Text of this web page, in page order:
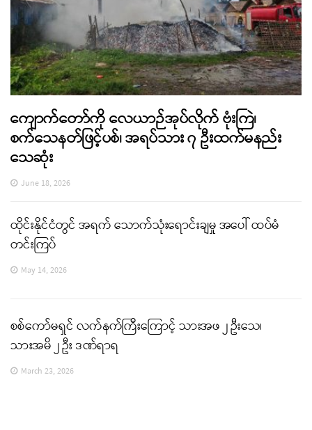
ကျောက်တော်ကို လေယာဉ်အုပ်လိုက် ဗုံးကြဲ၊
စက်သေနတ်ဖြင့်ပစ်၊ အရပ်သား ၇ ဦးထက်မနည်း
သေဆုံး
June 18, 2026
ထိုင်းနိုင်ငံတွင် အရက် သောက်သုံးရောင်းချမှု အပေါ် ထပ်မံ
တင်းကြပ်
May 14, 2026
စစ်ကော်မရှင် လက်နက်ကြီးကြောင့် သားအဖ ၂ ဦးသေ၊
သားအမိ ၂ ဦး ဒဏ်ရာရ
March 23, 2026